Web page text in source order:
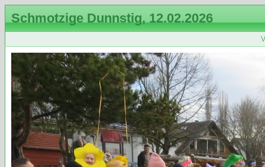
Schmotzige Dunnstig, 12.02.2026